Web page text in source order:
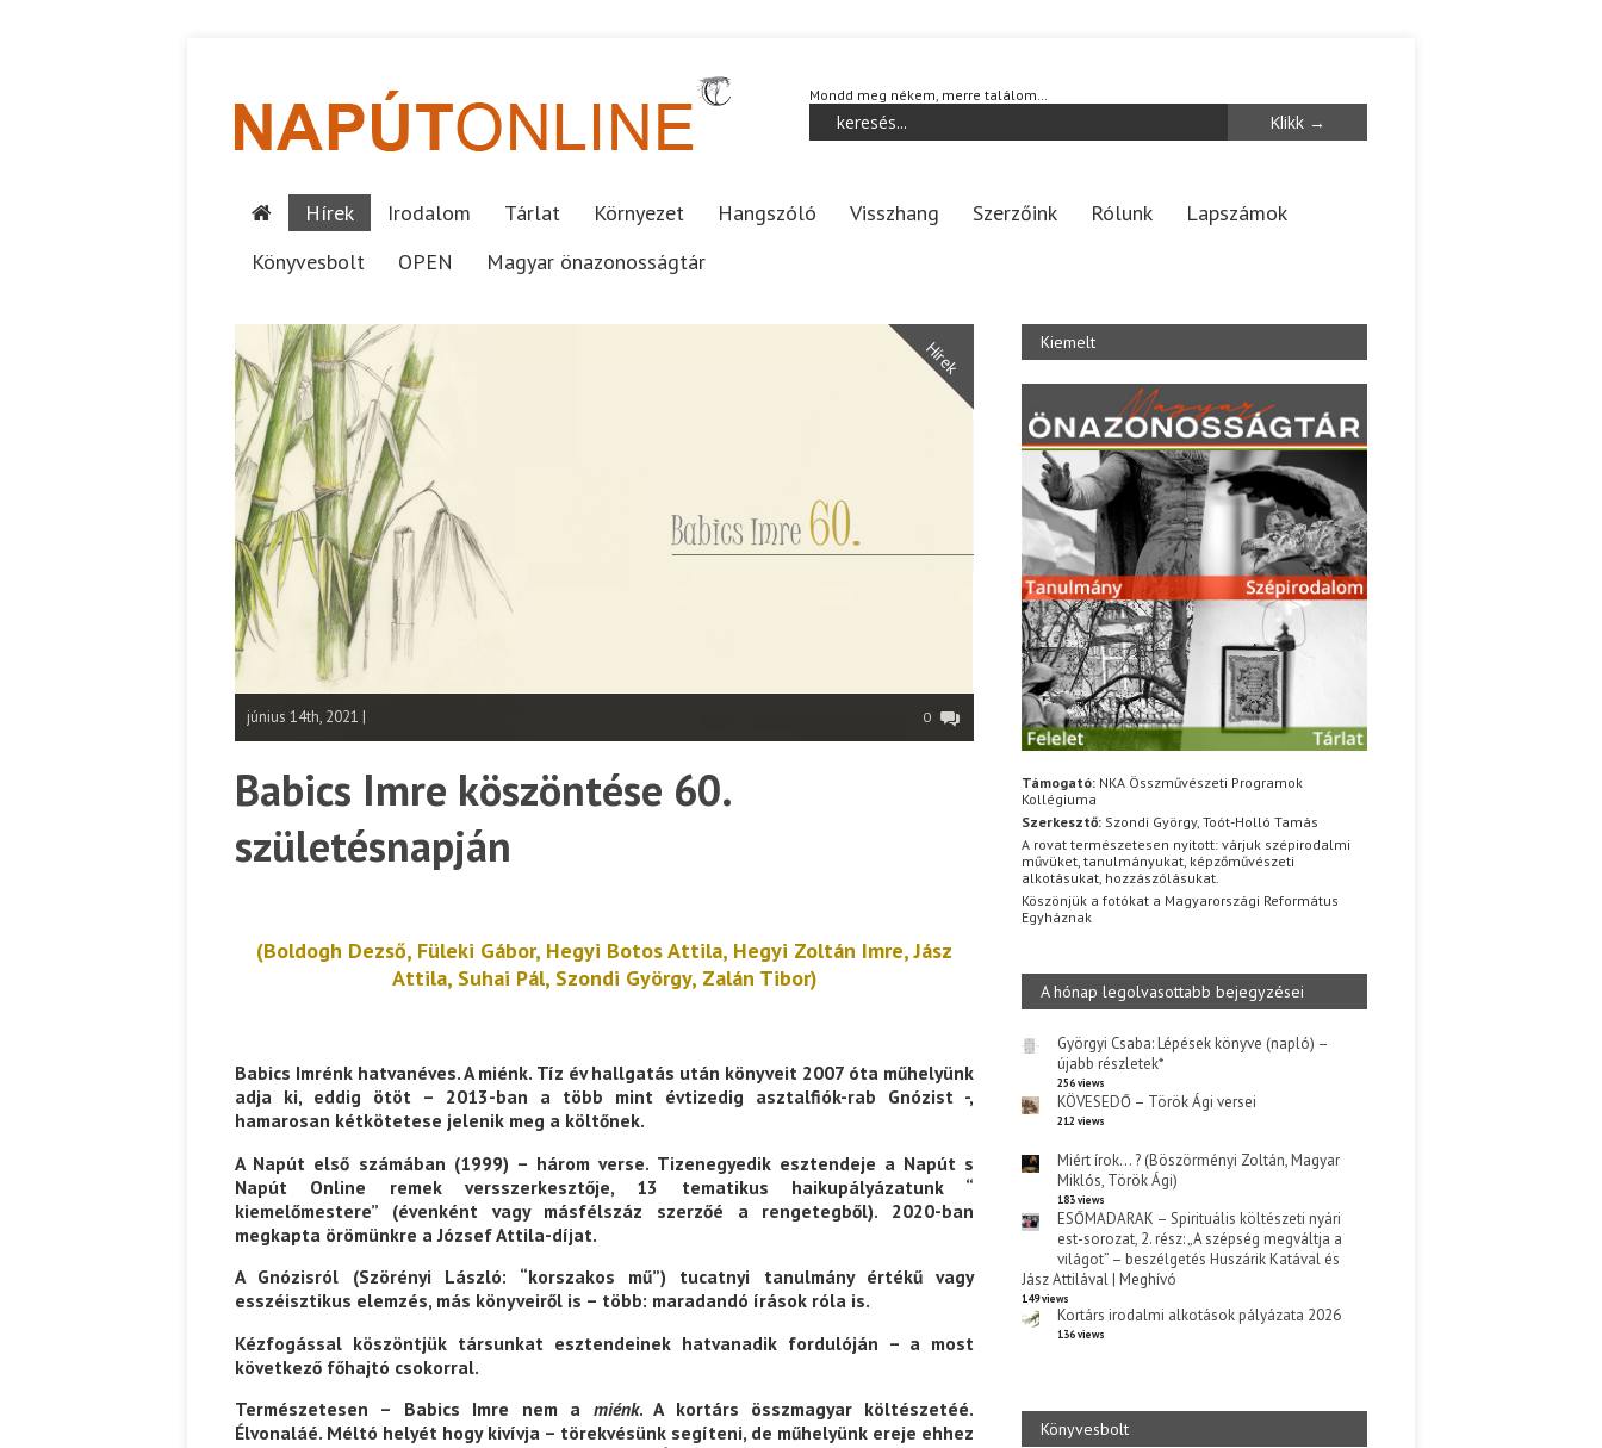
Mondd meg nékem, merre találom…
Hírek Irodalom Tárlat Környezet Hangszóló Visszhang Szerzőink Rólunk
Lapszámok
Könyvesbolt
OPEN Magyar önazonosságtár
Hírek
június 14th, 2021 | 0
Babics Imre köszöntése 60.
születésnapján
(Boldogh Dezső, Füleki Gábor, Hegyi Botos Attila, Hegyi Zoltán Imre, Jász
Attila, Suhai Pál, Szondi György, Zalán Tibor)
Babics Imrénk hatvanéves. A miénk. Tíz év hallgatás után könyveit 2007 óta műhelyünk
adja ki, eddig ötöt – 2013-ban a több mint évtizedig asztalfiók-rab Gnózist -,
hamarosan kétkötetese jelenik meg a költőnek.
A Napút első számában (1999) – három verse. Tizenegyedik esztendeje a Napút s
Napút Online remek versszerkesztője, 13 tematikus haikupályázatunk “
kiemelőmestere” (évenként vagy másfélszáz szerzőé a rengetegből). 2020-ban
megkapta örömünkre a József Attila-díjat.
A Gnózisról (Szörényi László: “korszakos mű”) tucatnyi tanulmány értékű vagy
esszéisztikus elemzés, más könyveiről is – több: maradandó írások róla is.
Kézfogással köszöntjük társunkat esztendeinek hatvanadik fordulóján – a most
következő főhajtó csokorral.
Természetesen – Babics Imre nem a miénk. A kortárs összmagyar költészetéé.
Élvonaláé. Méltó helyét hogy kivívja – törekvésünk segíteni, de műhelyünk ereje ehhez
Kiemelt
Támogató: NKA Összművészeti Programok
Kollégiuma
Szerkesztő: Szondi György, Toót-Holló Tamás
A rovat természetesen nyitott: várjuk szépirodalmi
művüket, tanulmányukat, képzőművészeti
alkotásukat, hozzászólásukat.
Köszönjük a fotókat a Magyarországi Református
Egyháznak
A hónap legolvasottabb bejegyzései
Györgyi Csaba: Lépések könyve (napló) –
újabb részletek*
256 views
KÖVESEDŐ – Török Ági versei
212 views
Miért írok… ? (Böszörményi Zoltán, Magyar
Miklós, Török Ági)
183 views
ESŐMADARAK – Spirituális költészeti nyári
est-sorozat, 2. rész: „A szépség megváltja a
világot” – beszélgetés Huszárik Katával és
Jász Attilával | Meghívó
149 views
Kortárs irodalmi alkotások pályázata 2026
136 views
Könyvesbolt